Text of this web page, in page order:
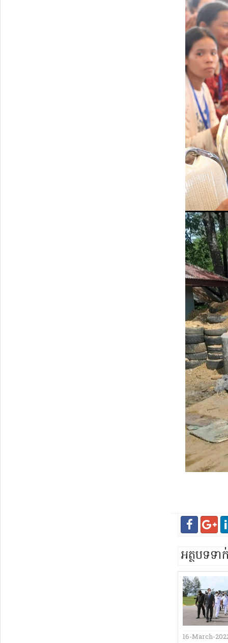
អត្ថបទទ
16-March-